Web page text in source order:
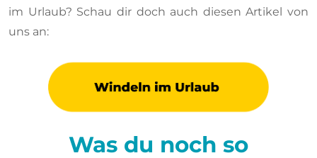
im Urlaub? Schau dir doch auch diesen Artikel von
uns an:
Was du noch so